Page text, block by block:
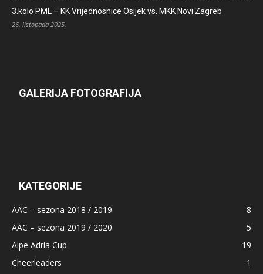
3.kolo PML – KK Vrijednosnice Osijek vs. MKK Novi Zagreb
26. listopada 2025.
GALERIJA FOTOGRAFIJA
KATEGORIJE
AAC – sezona 2018 / 2019
8
AAC – sezona 2019 / 2020
5
Alpe Adria Cup
19
Cheerleaders
1